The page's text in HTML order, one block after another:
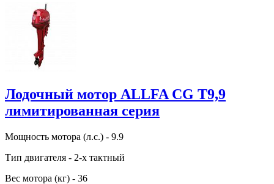
Лодочный мотор ALLFA CG T9,9
лимитированная серия
Мощность мотора (л.с.) - 9.9
Тип двигателя - 2-х тактный
Вес мотора (кг) - 36